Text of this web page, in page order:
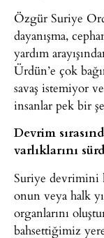
Özgür Suriye
dayanışma,
yardım
Ürdün’e çok
savaş istemiyor
insanlar pek bir
Devrim
varlıklarını
Suriye devrimini
onun veya halk
organlarını
bahsettiğimiz